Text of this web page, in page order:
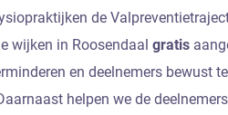
de
wijken in Roosendaalgratis
en deelnemers bewust
helpen we de